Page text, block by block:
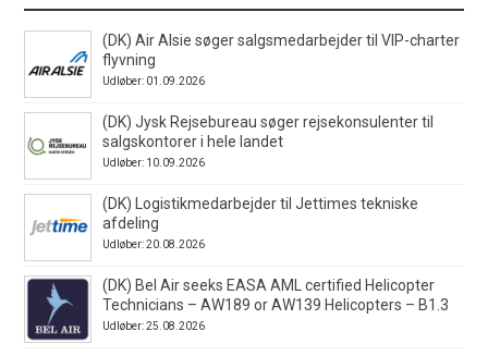
(DK) Air Alsie søger salgsmedarbejder til VIP-charter
flyvning
Udløber: 01.09.2026
(DK) Jysk Rejsebureau søger rejsekonsulenter til
salgskontorer i hele landet
Udløber: 10.09.2026
(DK) Logistikmedarbejder til Jettimes tekniske
afdeling
Udløber: 20.08.2026
(DK) Bel Air seeks EASA AML certified Helicopter
Technicians – AW189 or AW139 Helicopters – B1.3
Udløber: 25.08.2026